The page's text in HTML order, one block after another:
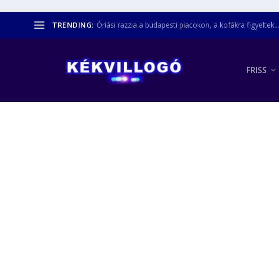
TRENDING: Óriási razzia a budapesti piacokon, a kofákra figyeltek...
FRISS